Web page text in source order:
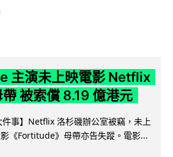
主演未上映電影 Netflix
被索償 8.19 億港元
件事】Netflix 洛杉磯辦公室被竊，未上
《Fortitude》母帶亦告失蹤。電影...